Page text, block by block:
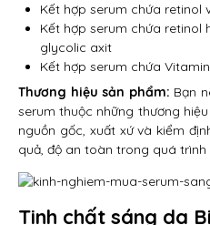
Kết hợp serum chứa retinol
Kết hợp serum chứa retinol
glycolic axit
Kết hợp serum chứa
Thương hiệu sản phẩm: Bạn
serum thuộc những thương hiệu
nguồn gốc, xuất xứ và kiểm
quả, độ an toàn trong quá trình
Tinh chất sáng da